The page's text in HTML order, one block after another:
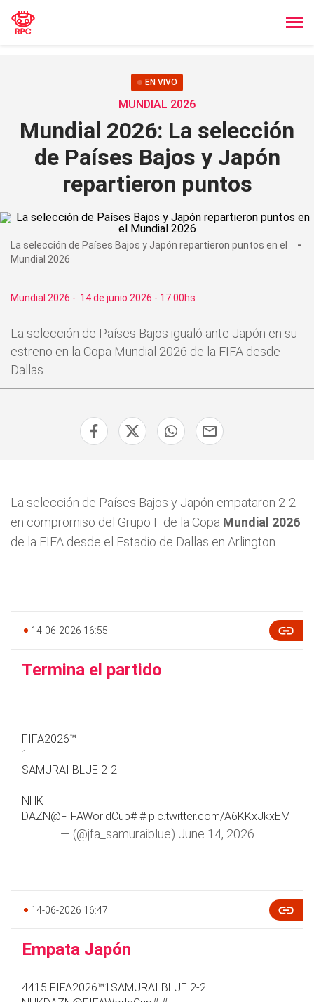
EN VIVO
MUNDIAL 2026
Mundial 2026: La selección
de Países Bajos y Japón
repartieron puntos
La selección de Países Bajos y Japón repartieron puntos en el
Mundial 2026
Mundial 2026 - 14 de junio 2026 - 17:00hs
La selección de Países Bajos igualó ante Japón en su
estreno en la Copa Mundial 2026 de la FIFA desde
Dallas.
La selección de Países Bajos y Japón empataron 2-2
en compromiso del Grupo F de la Copa Mundial 2026
de la FIFA desde el Estadio de Dallas en Arlington.
14-06-2026 16:55
Termina el partido
FIFA2026™
1
SAMURAI BLUE 2-2
NHK
DAZN@FIFAWorldCup# # pic.twitter.com/A6KKxJkxEM
— (@jfa_samuraiblue) June 14, 2026
14-06-2026 16:47
Empata Japón
4415 FIFA2026™1SAMURAI BLUE 2-2